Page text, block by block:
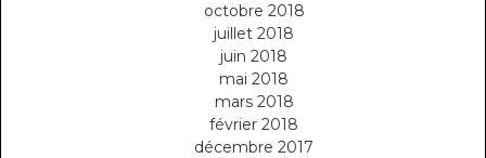
octobre 2018
juillet 2018
juin 2018
mai 2018
mars 2018
février 2018
décembre 2017